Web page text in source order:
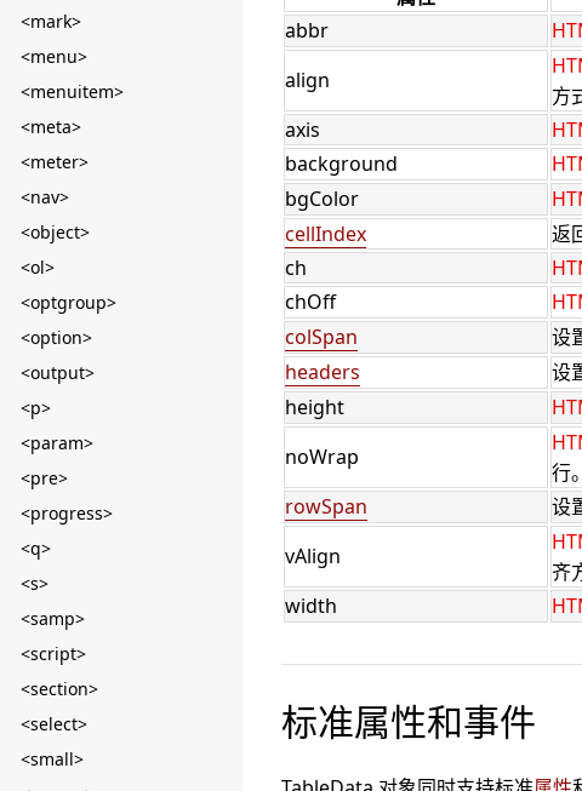
<mark>
<menu>
<menuitem>
<meta>
<meter>
<nav>
<object>
<ol>
<optgroup>
<option>
<output>
<p>
<param>
<pre>
<progress>
<q>
<s>
<samp>
<script>
<section>
<select>
<small>
abbr
align
方
axis
background
bgColor
cellIndex
返
ch
chOff
colSpan
设
headers
设
height
noWrap
行。
rowSpan
设
vAlign
齐
width
标准属性和事件